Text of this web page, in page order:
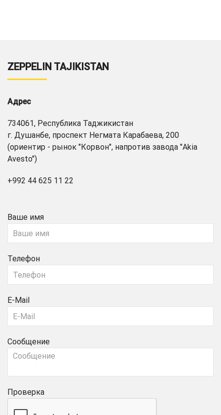
ZEPPELIN TAJIKISTAN
Адрес
734061, Республика Таджикистан
г. Душанбе, проспект Негмата Карабаева, 200
(ориентир - рынок "Корвон", напротив завода "Akia
Avesto")
+992 44 625 11 22
Ваше имя
Телефон
E-Mail
Сообщение
Проверка